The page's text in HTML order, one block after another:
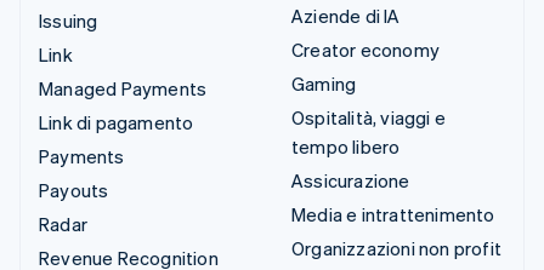
Issuing
Link
Managed Payments
Link di pagamento
Payments
Payouts
Radar
Revenue Recognition
Aziende di IA
Creator economy
Gaming
Ospitalità, viaggi e
tempo libero
Assicurazione
Media e intrattenimento
Organizzazioni non profit